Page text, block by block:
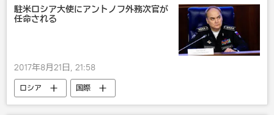
駐米ロシア大使にアントノフ外務次官が
任命される
2017年8月21日, 21:58
ロシア 国際